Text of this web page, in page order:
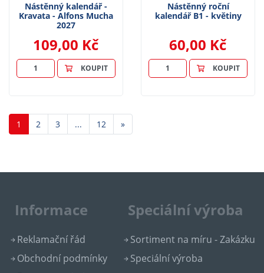
Nástěnný kalendář -
Kravata - Alfons Mucha
2027
109,00 Kč
KOUPIT
Nástěnný roční
kalendář B1 - květiny
60,00 Kč
KOUPIT
1 2 3 ... 12 »Další
Informace
Reklamační řád
Obchodní podmínky
Speciální výroba
Sortiment na míru - Zakázku
Speciální výroba